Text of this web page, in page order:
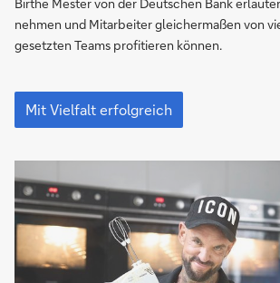
nehmen und Mitarbeiter gleicher­maßen von
gesetz­ten Teams profitieren können.
Die
Vorteile
unterschiedlicher
Mit Vielfalt erfolgreich